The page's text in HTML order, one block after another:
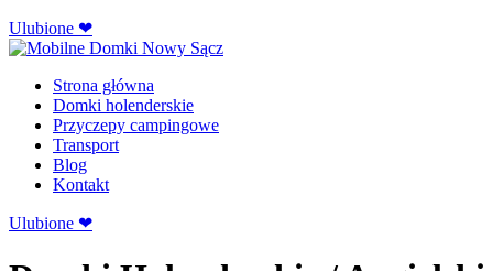
Ulubione ❤
Strona główna
Domki holenderskie
Przyczepy campingowe
Transport
Blog
Kontakt
Ulubione ❤